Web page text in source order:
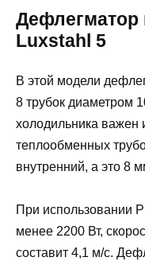
Дефлегматор
Luxstahl 5
В этой модели
8 трубок диаметром
холодильника
теплообменных
внутренний, а это 8
При использовании
менее 2200 Вт,
составит 4,1 м/с.